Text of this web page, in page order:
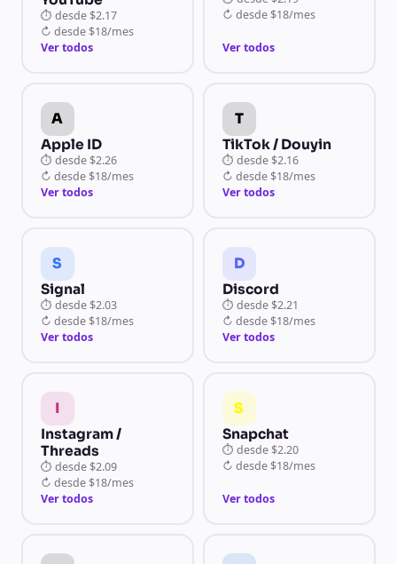
⏱ desde $2.17
↻ desde $18/mes
Ver todos
↻ desde $18/mes
Ver todos
A
Apple ID
⏱ desde $2.26
↻ desde $18/mes
Ver todos
T
TikTok / Douyin
⏱ desde $2.16
↻ desde $18/mes
Ver todos
S
Signal
⏱ desde $2.03
↻ desde $18/mes
Ver todos
D
Discord
⏱ desde $2.21
↻ desde $18/mes
Ver todos
I
Instagram /
Threads
⏱ desde $2.09
↻ desde $18/mes
Ver todos
S
Snapchat
⏱ desde $2.20
↻ desde $18/mes
Ver todos